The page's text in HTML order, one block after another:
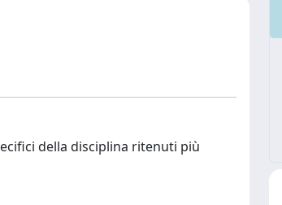
della disciplina ritenuti più